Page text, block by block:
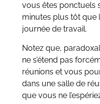
vous êtes ponctuels
minutes plus tôt que
journée de travail.
Notez que,
ne s’étend pas
réunions et vous
dans une salle de
que vous ne